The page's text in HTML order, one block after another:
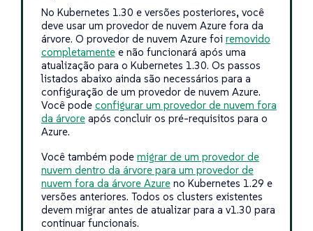
No Kubernetes 1.30 e versões posteriores, você
deve usar um provedor de nuvem Azure fora da
árvore. O provedor de nuvem Azure foi removido
completamentee não funcionará após uma
atualização para o Kubernetes 1.30. Os passos
listados abaixo ainda são necessários para a
configuração de um provedor de nuvem Azure.
Você pode configurar um provedor de nuvem fora
da árvoreapós concluir os pré-requisitos para o
Azure.
Você também pode migrar de um provedor de
nuvem dentro da árvore para um provedor de
nuvem fora da árvore Azureno Kubernetes 1.29 e
versões anteriores. Todos os clusters existentes
devem migrar antes de atualizar para a v1.30 para
continuar funcionais.